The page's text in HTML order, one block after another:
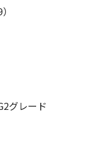
グレード